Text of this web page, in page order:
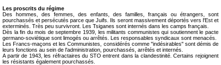
Les proscrits du régime
Des hommes, des femmes, des enfants, des familles, français ou étrangers, sont
pourchassés et persécutés parce que Juifs. Ils seront massivement déportés vers l'Est et
exterminés. Très peu survivront. Les Tsiganes sont internés dans les camps français.
Dès la fin du mois de septembre 1939, les militants communistes qui soutiennent le pacte
germano-soviétique sont limogés ou arrêtés. Les responsables syndicaux sont menacés.
Les Francs-maçons et les Communistes, considérés comme "indésirables" sont démis de
leurs fonctions au sein de l'administration, pourchassés, arrêtés et internés.
A partir de 1943, les réfractaires du STO entrent dans la clandestinité. Certains rejoignent
les résistants également pourchassés.